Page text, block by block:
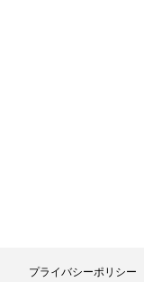
プライバシーポリシー